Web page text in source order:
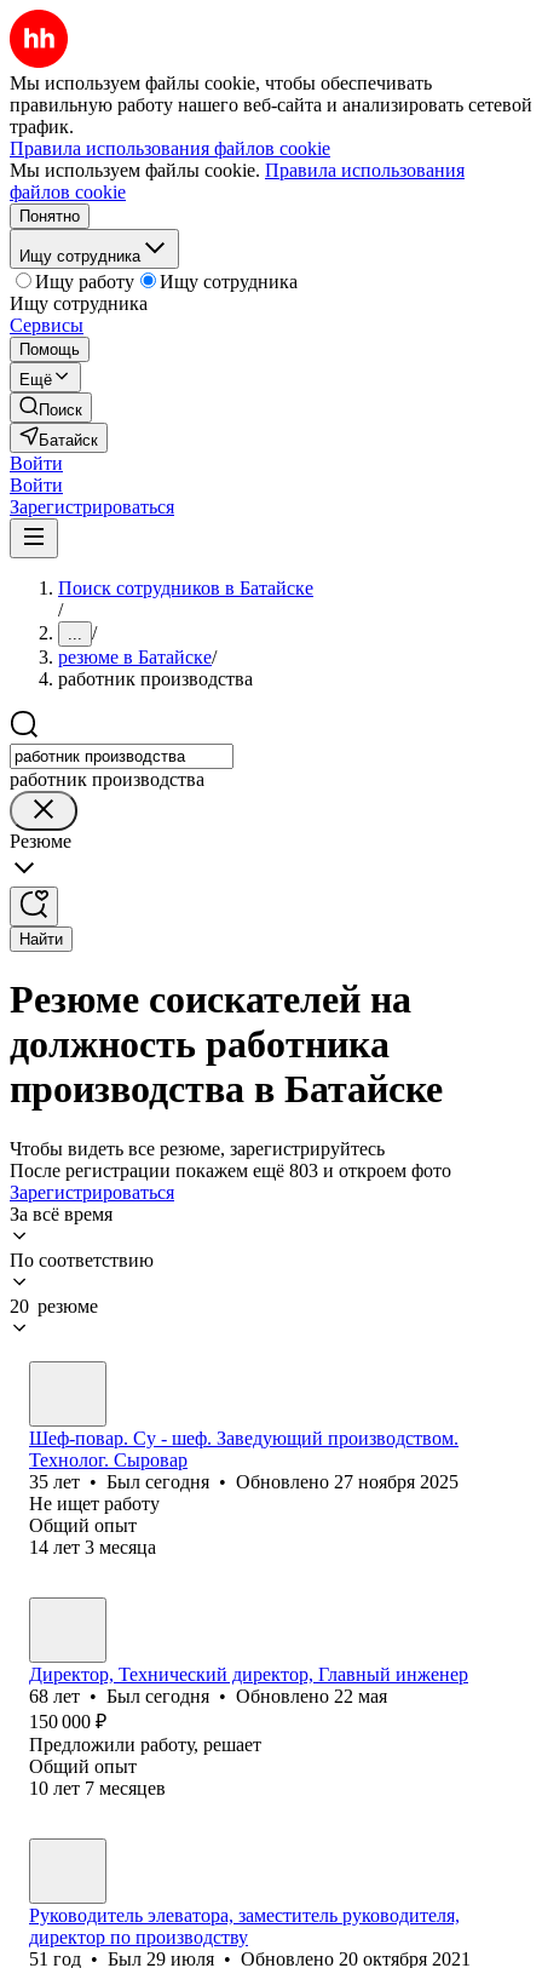
Мы используем файлы cookie, чтобы обеспечивать
правильную работу нашего веб-сайта и анализировать сетевой
трафик.
Правила использования файлов cookie
Мы используем файлы cookie. Правила использования
файлов cookie
Понятно
Ищу сотрудника
Ищу работу
Ищу сотрудника
Ищу сотрудника
Сервисы
Помощь
Ещё
Поиск
Батайск
Войти
Войти
Зарегистрироваться
Поиск сотрудников в Батайске
/
... /
резюме в Батайске/
работник производства
работник производства
Резюме
Найти
Резюме соискателей на
должность работника
производства в Батайске
Чтобы видеть все резюме, зарегистрируйтесь
После регистрации покажем ещё 803 и откроем фото
Зарегистрироваться
За всё время
По соответствию
20 резюме
Шеф-повар. Су - шеф. Заведующий производством.
Технолог. Сыровар
35 лет • Был сегодня • Обновлено 27 ноября 2025
Не ищет работу
Общий опыт
14 лет 3 месяца
Директор, Технически⁢й директор, Главный инженер
68 лет • Был сегодня • Обновлено 22 мая
150 000 ₽
Предложили работу, решает
Общий опыт
10 лет 7 месяцев
Руководитель элеватора, заместитель руководителя,
директор по производству
51 год • Был 29 июля • Обновлено 20 октября 2021